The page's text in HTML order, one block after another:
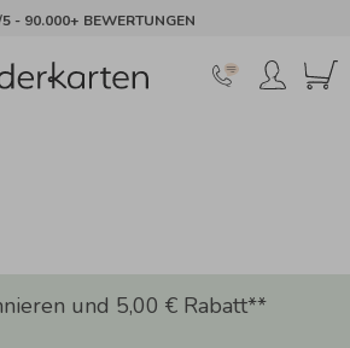
- 90.000+ BEWERTUNGEN
und 5,00 € Rabatt**